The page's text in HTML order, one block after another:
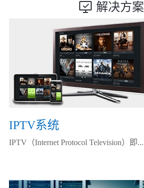
解决方案
IPTV系统
IPTV（Internet Protocol Television）即...